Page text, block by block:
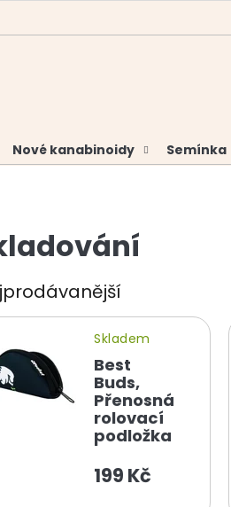
Nové kanabinoidy Semínka
Best
Buds,
Přenosná
rolovací
podložka
Skladem
199 Kč